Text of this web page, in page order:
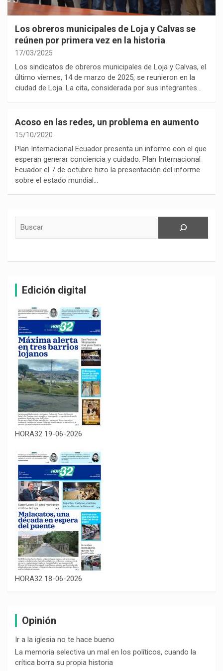
Los obreros municipales de Loja y Calvas se
reúnen por primera vez en la historia
17/03/2025
Los sindicatos de obreros municipales de Loja y Calvas, el
último viernes, 14 de marzo de 2025, se reunieron en la
ciudad de Loja. La cita, considerada por sus integrantes…
Acoso en las redes, un problema en aumento
15/10/2020
Plan Internacional Ecuador presenta un informe con el que
esperan generar conciencia y cuidado. Plan Internacional
Ecuador el 7 de octubre hizo la presentación del informe
sobre el estado mundial…
Edición digital
HORA32 19-06-2026
HORA32 18-06-2026
Opinión
Ir a la iglesia no te hace bueno
La memoria selectiva un mal en los políticos, cuando la
crítica borra su propia historia